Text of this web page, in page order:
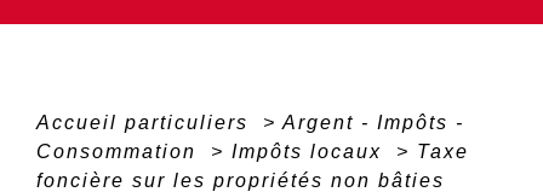
Accueil particuliers > Argent - Impôts -
Consommation
> Impôts locaux > Taxe
foncière sur les propriétés non bâties